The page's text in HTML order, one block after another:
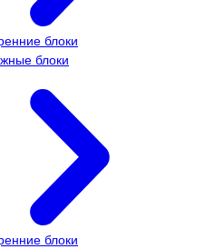
блоки
блоки
блоки